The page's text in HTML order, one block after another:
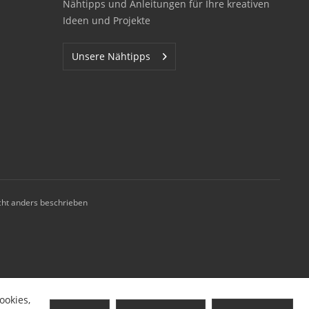
Nähtipps und Anleitungen für Ihre kreativen
Ideen und Projekte
Unsere Nähtipps
anders beschrieben